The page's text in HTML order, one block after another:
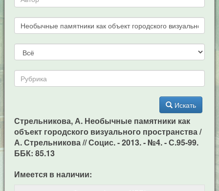
Искать
Стрельникова, А. Необычные памятники как
объект городского визуального пространства /
А. Стрельникова // Социс. - 2013. - №4. - С.95-99.
ББК: 85.13
Имеется в наличии: